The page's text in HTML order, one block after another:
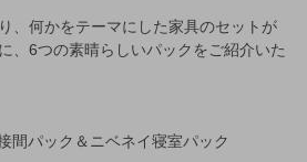
、何かをテーマにした家具のセットが
、6つの素晴らしいパックをご紹介いた
間パック＆ニベネイ寝室パック